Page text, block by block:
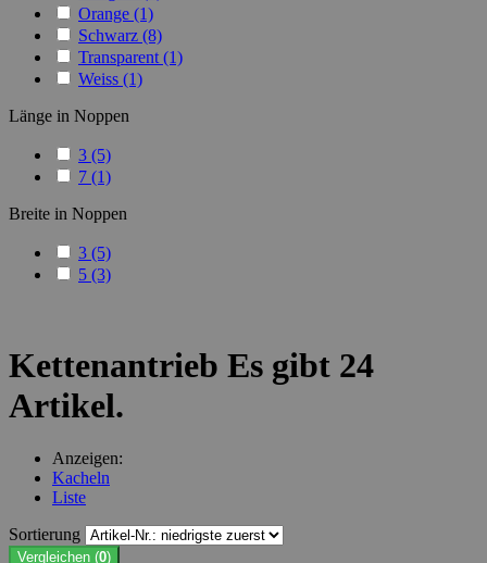
Orange (1)
Schwarz (8)
Transparent (1)
Weiss (1)
Länge in Noppen
3 (5)
7 (1)
Breite in Noppen
3 (5)
5 (3)
Kettenantrieb Es gibt 24
Artikel.
Anzeigen:
Kacheln
Liste
Sortierung
Vergleichen (0)